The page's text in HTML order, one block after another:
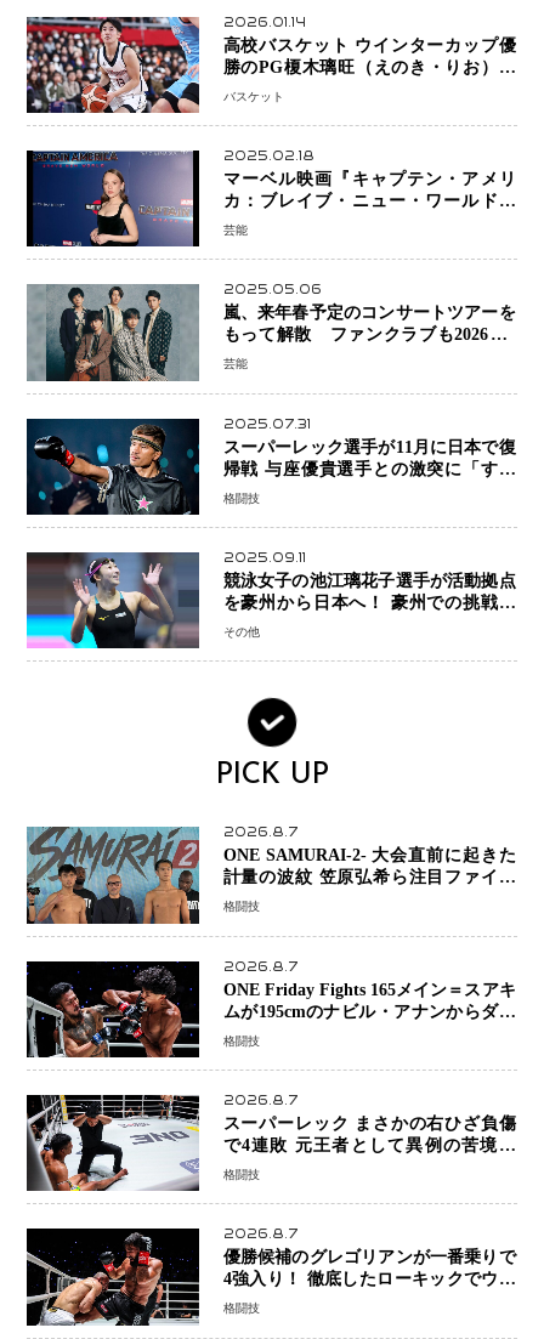
2026.01.14
高校バスケット ウインターカップ優
勝のPG榎木璃旺（えのき・りお）が
プロの現場へ―。
バスケット
2025.02.18
マーベル映画『キャプテン・アメリ
カ：ブレイブ・ニュー・ワールド』
新ブラック・ウィドウ役のシラ・ハー
芸能
2025.05.06
嵐、来年春予定のコンサートツアーを
もって解散 ファンクラブも2026年5
月末で活動終了
芸能
2025.07.31
スーパーレック選手が11月に日本で復
帰戦 与座優貴選手との激突に「すべ
ての技術を見せたい」
格闘技
2025.09.11
競泳女子の池江璃花子選手が活動拠点
を豪州から日本へ！ 豪州での挑戦を
糧に、28年ロサンゼルス五輪へ再始動
その他
PICK UP
2026.8.7
ONE SAMURAI-2- 大会直前に起きた
計量の波紋 笠原弘希ら注目ファイタ
ーは契約体重で決戦へ、山本歩夢と平
格闘技
2026.8.7
ONE Friday Fights 165メイン＝スアキ
ムが195cmのナビル・アナンからダウ
ン奪取！猛反撃を耐え抜き判定勝利、
格闘技
2026.8.7
スーパーレック まさかの右ひざ負傷
で4連敗 元王者として異例の苦境…
「アクシデント」でも消えない危険信
格闘技
2026.8.7
優勝候補のグレゴリアンが一番乗りで
4強入り！ 徹底したローキックでウス
ビャンを攻略、判定勝利
格闘技